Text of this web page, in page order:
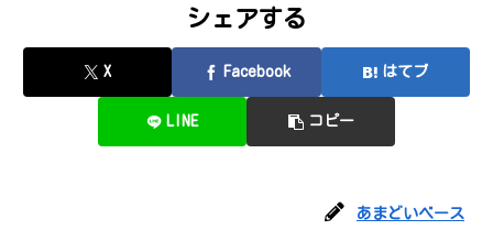
シェアする
X Facebook はてブ
LINE コピー
あまどいベース